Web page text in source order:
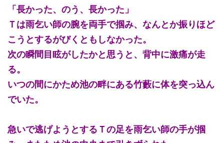
「長かった、のう、長かった」
Ｔは雨乞い師の腕を両手で掴み、なんとか振りほど
こうとするがびくともしなかった。
次の瞬間目眩がしたかと思うと、背中に激痛が走
る。
いつの間にかため池の畔にある竹藪に体を突っ込ん
でいた。
急いで逃げようとするＴの足を雨乞い師の手が掴